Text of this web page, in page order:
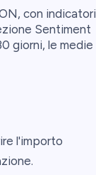
con indicatori
Sentiment
giorni, le medie
l'importo